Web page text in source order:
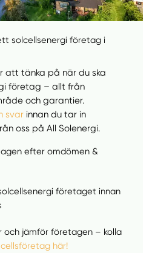
solcellsenergi företag i
att tänka på när du ska
företag – allt från
och garantier.
svar innan du tar in
oss på All Solenergi.
efter omdömen &
företaget innan
och jämför företagen – kolla
här!